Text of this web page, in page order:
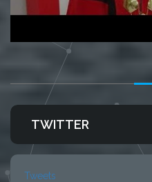
TWITTER
Tweets